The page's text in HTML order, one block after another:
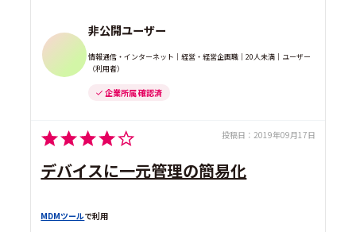
非公開ユーザー
情報通信・インターネット｜経営・経営企画職｜20人未満｜ユーザー
（利用者）
企業所属 確認済
投稿日： 2019年09月17日
デバイスに一元管理の簡易化
MDMツールで利用